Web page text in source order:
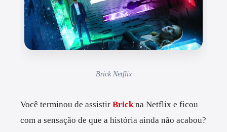
Brick Netflix
Você terminou de assistir Brickna Netflix e ficou
com a sensação de que a história ainda não acabou?